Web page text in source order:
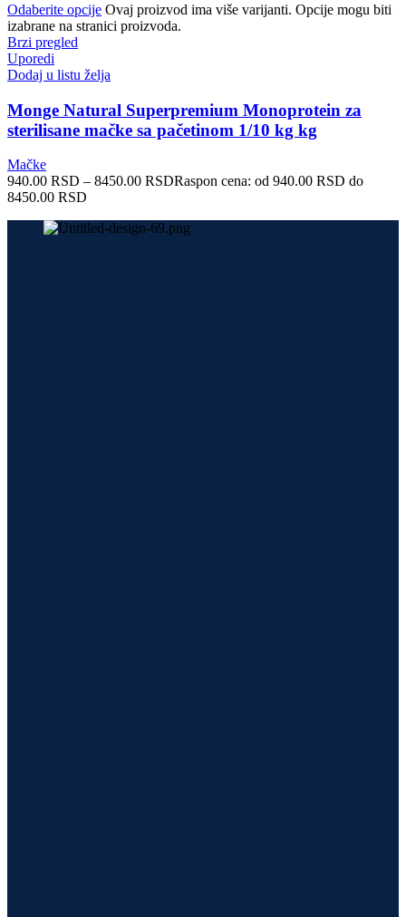
Odaberite opcije Ovaj proizvod ima više varijanti. Opcije mogu biti
izabrane na stranici proizvoda.
Brzi pregled
Uporedi
Dodaj u listu želja
Monge Natural Superpremium Monoprotein za
sterilisane mačke sa pačetinom 1/10 kg kg
Mačke
940.00 RSD – 8450.00 RSDRaspon cena: od 940.00 RSD do
8450.00 RSD